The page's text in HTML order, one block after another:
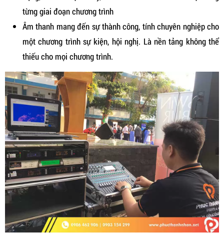
từng giai đoạn chương trình
Âm thanh mang đến sự thành công, tính chuyên nghiệp cho
một chương trình sự kiện, hội nghị. Là nền tảng không thể
thiếu cho mọi chương trình.